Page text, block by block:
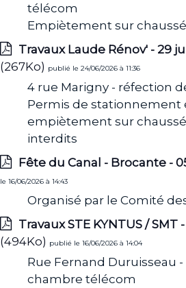
télécom
Empiètement sur
Travaux Laude Rénov' - 29
(267Ko) publié le 24/06/2026 à 11:36
4 rue Marigny - réfection
Permis de stationnement
empiètement sur
interdits
Fête du Canal - Brocante -
le 16/06/2026 à 14:43
Organisé par le Comité
Travaux STE KYNTUS /
(494Ko) publié le 16/06/2026 à 14:04
Rue Fernand Duruisseau
chambre télécom